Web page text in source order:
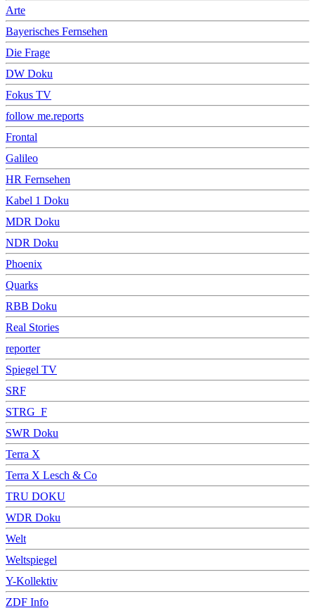
Arte
Bayerisches Fernsehen
Die Frage
DW Doku
Fokus TV
follow me.reports
Frontal
Galileo
HR Fernsehen
Kabel 1 Doku
MDR Doku
NDR Doku
Phoenix
Quarks
RBB Doku
Real Stories
reporter
Spiegel TV
SRF
STRG_F
SWR Doku
Terra X
Terra X Lesch & Co
TRU DOKU
WDR Doku
Welt
Weltspiegel
Y-Kollektiv
ZDF Info